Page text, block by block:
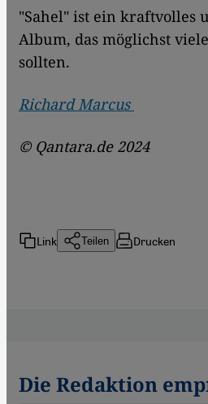
"Sahel" ist ein kraftvolles
Album, das möglichst
sollten.
Richard Marcus
© Qantara.de 2024
Link Teilen Drucken
Die Redaktion